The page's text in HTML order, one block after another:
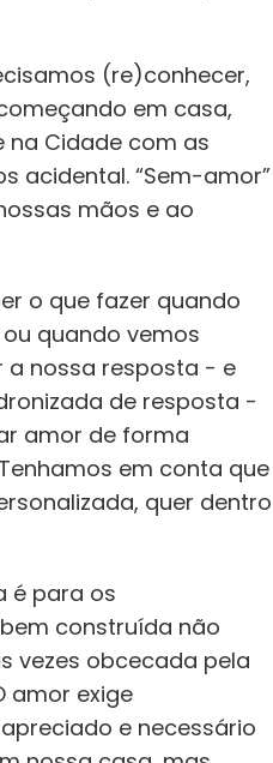
(re)conhecer,
em casa,
na Cidade com as
acidental. “Sem-amor”
mãos e ao
o que fazer quando
quando vemos
a nossa resposta - e
de resposta -
amor de forma
em conta que
quer dentro
é para os
construída não
vezes obcecada pela
amor exige
e necessário